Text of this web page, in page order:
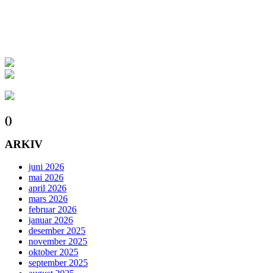
()
ARKIV
juni 2026
mai 2026
april 2026
mars 2026
februar 2026
januar 2026
desember 2025
november 2025
oktober 2025
september 2025